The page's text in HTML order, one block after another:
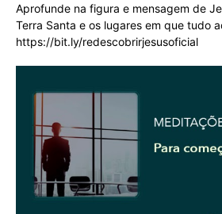
Aprofunde na figura e mensagem de
Terra Santa e os lugares em que tudo
https://bit.ly/redescobrirjesusoficial